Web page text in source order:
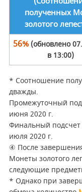
полученных
золотого
56%(обновлено
в 13:00)
* Соотношение
дважды.
Промежуточный
июня 2020 г.
Финальный подсчет
июля 2020 г.
④ После
Монеты золотого
следующие
* Однако при